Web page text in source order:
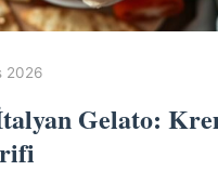
2026
Gelato: